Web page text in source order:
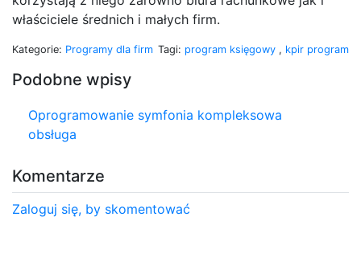
właściciele średnich i małych firm.
Kategorie: Programy dla firm Tagi: program księgowy , kpir program
Podobne wpisy
Oprogramowanie symfonia kompleksowa
obsługa
Komentarze
Zaloguj się, by skomentować